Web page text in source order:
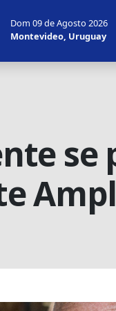
Dom 09 de Agosto 2026
Montevideo, Uruguay